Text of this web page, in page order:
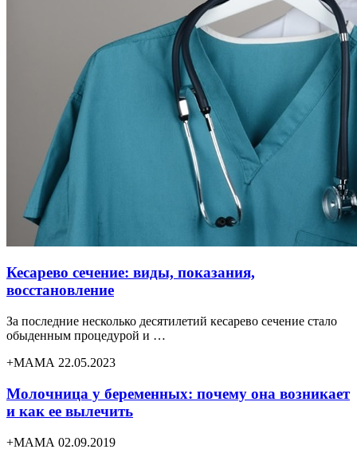
Кесарево сечение: виды, показания,
восстановление
За последние несколько десятилетий кесарево сечение стало
обыденным процедурой и …
+МАМА 22.05.2023
Молочница у беременных: почему она возникает
и как ее вылечить
+МАМА 02.09.2019